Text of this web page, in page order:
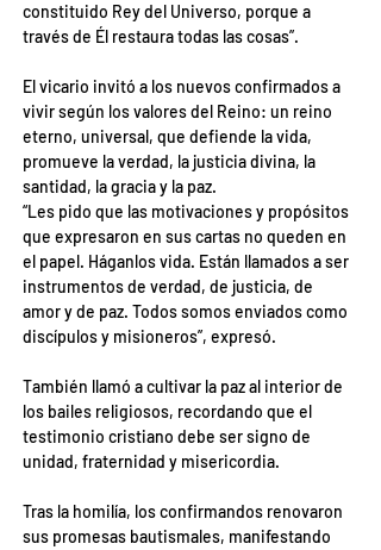
constituido Rey del Universo, porque a
través de Él restaura todas las cosas”.
El vicario invitó a los nuevos confirmados a
vivir según los valores del Reino: un reino
eterno, universal, que defiende la vida,
promueve la verdad, la justicia divina, la
santidad, la gracia y la paz.
“Les pido que las motivaciones y propósitos
que expresaron en sus cartas no queden en
el papel. Háganlos vida. Están llamados a ser
instrumentos de verdad, de justicia, de
amor y de paz. Todos somos enviados como
discípulos y misioneros”, expresó.
También llamó a cultivar la paz al interior de
los bailes religiosos, recordando que el
testimonio cristiano debe ser signo de
unidad, fraternidad y misericordia.
Tras la homilía, los confirmandos renovaron
sus promesas bautismales, manifestando